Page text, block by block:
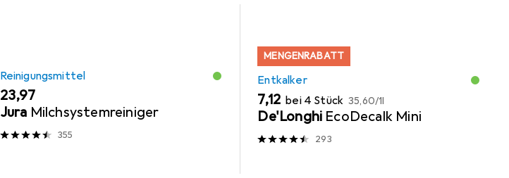
Reinigungsmittel
EUR
23,97
Jura Milchsystemreiniger
355
MENGENRABATT
Entkalker
EUR
7,12 bei 4 Stück EUR
35,60/1l
De'Longhi EcoDecalk Mini
293